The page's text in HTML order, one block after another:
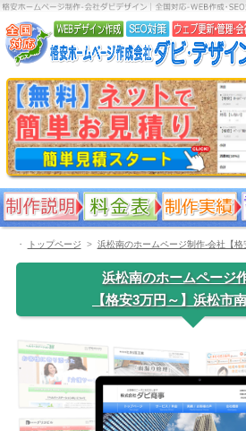
・ トップページ 浜松南のホームページ制作-会社【
浜松南のホームページ
【格安3万円～】浜松市